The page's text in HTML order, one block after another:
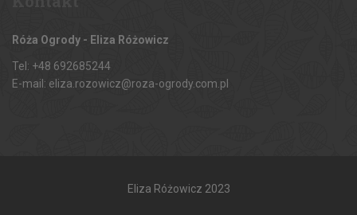
Róża Ogrody - Eliza Różowicz
Tel: +48 692685244
E-mail: eliza.rozowicz@roza-ogrody.com.pl
Eliza Różowicz 2023